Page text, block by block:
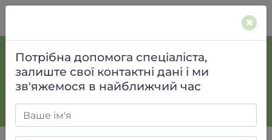
ЗНЕЖИРЕННЯ І ОЧИЩЕННЯ
ПОВЕРХОНЬ, ДЕТАЛЕЙ,
МЕХАНІЗМІВ І ІНСТРУМЕНТІВ
ХІМЕКО
ЗНЕЖИРЕННЯ І ОЧИЩЕННЯ ПОВЕРХОНЬ, ДЕТАЛЕЙ, МЕХАНІЗМІВ І
×
Потрібна допомога спеціаліста,
залиште свої контактні дані і ми
зв'яжемося в найближчий час